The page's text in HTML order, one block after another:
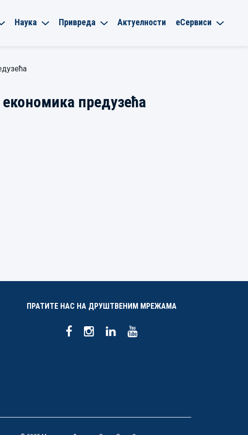
Наука Привреда Актуелности еСервиси
предузећа
ПРАТИТЕ НАС НА ДРУШТВЕНИМ МРЕЖАМА